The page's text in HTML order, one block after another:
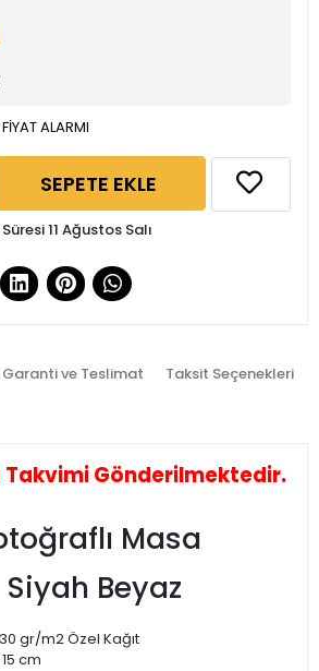
FİYAT ALARMI
SEPETE EKLE
11 Ağustos Salı
Garanti ve Teslimat Taksit Seçenekleri
Takvimi Gönderilmektedir.
Masa
Beyaz
gr/m2 Özel Kağıt
cm